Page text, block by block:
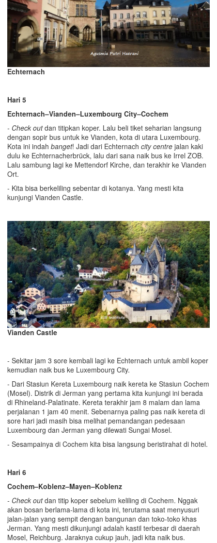
Echternach
Hari 5
Echternach–Vianden–Luxembourg City–Cochem
- Check outdan titipkan koper. Lalu beli tiket seharian langsung
dengan sopir bus untuk ke Vianden, kota di utara Luxembourg.
Kota ini indah banget! Jadi dari Echternach city centre jalan kaki
dulu ke Echternacherbrück, lalu dari sana naik bus ke Irrel ZOB.
Lalu sambung lagi ke Mettendorf Kirche, dan terakhir ke Vianden
Ort.
- Kita bisa berkeliling sebentar di kotanya. Yang mesti kita
kunjungi Vianden Castle.
Vianden Castle
- Sekitar jam 3 sore kembali lagi ke Echternach untuk ambil koper
kemudian naik bus ke Luxembourg City.
- Dari Stasiun Kereta Luxembourg naik kereta ke Stasiun Cochem
(Mosel). Distrik di Jerman yang pertama kita kunjungi ini berada
di Rhineland-Palatinate. Kereta terakhir jam 8 malam dan lama
perjalanan 1 jam 40 menit. Sebenarnya paling pas naik kereta di
sore hari jadi masih bisa melihat pemandangan pedesaan
Luxembourg dan Jerman yang dilewati Sungai Mosel.
- Sesampainya di Cochem kita bisa langsung beristirahat di hotel.
Hari 6
Cochem–Koblenz–Mayen–Koblenz
- Check outdan titip koper sebelum keliling di Cochem. Nggak
akan bosan berlama-lama di kota ini, terutama saat menyusuri
jalan-jalan yang sempit dengan bangunan dan toko-toko khas
Jerman. Yang mesti dikunjungi adalah kastil terbesar di daerah
Mosel, Reichburg. Jaraknya cukup jauh, jadi kita naik bus.